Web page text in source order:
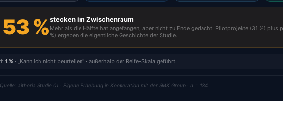
53 %stecken im Zwischenraum
Mehr als die Hälfte hat angefangen, aber nicht zu Ende gedacht. Pilotprojekte (31 %) plus
%) ergeben die eigentliche Geschichte der Studie.
† 1 % · „Kann ich nicht beurteilen" · außerhalb der Reife-Skala geführt
Quelle: aithoria Studie 01 · Eigene Erhebung in Kooperation mit der SMK Group · n = 134